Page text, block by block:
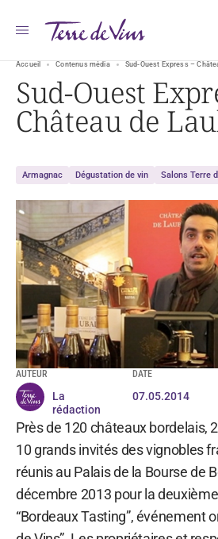
Accueil Contenus média Sud-Ouest Express –
Sud-Ouest
Château de
Armagnac Dégustation de vin Salons Terre
AUTEUR
La
rédaction
DATE
07.05.2014
Près de 120 châteaux bordelais,
10 grands invités des vignobles
réunis au Palais de la Bourse de
décembre 2013 pour la
“Bordeaux Tasting”, événement